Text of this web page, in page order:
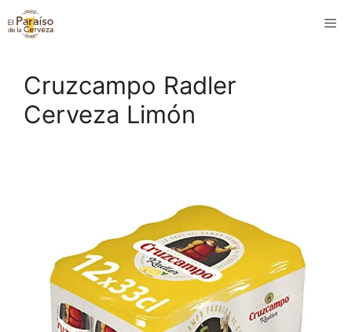
Saltar
al
Cruzcampo Radler
Cerveza Limón